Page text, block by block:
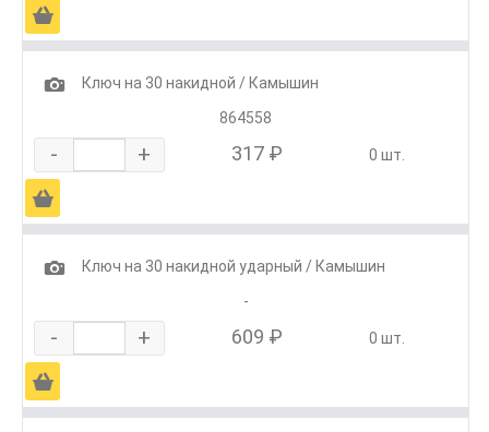
Ä
1
Ключ на 30 накидной / Камышин
864558
- + 317 ₽ 0 шт.
Ä
1
Ключ на 30 накидной ударный / Камышин
-
- + 609 ₽ 0 шт.
Ä